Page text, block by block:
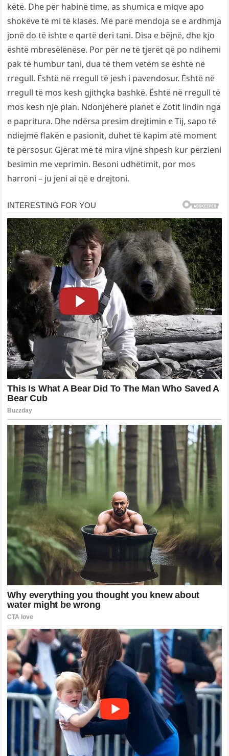
këtë. Dhe për habinë time, as shumica e miqve apo
shokëve të mi të klasës. Më parë mendoja se e ardhmja
jonë do të ishte e qartë deri tani. Disa e bëjnë, dhe kjo
është mbresëlënëse. Por për ne të tjerët që po ndihemi
pak të humbur tani, dua të them vetëm se është në
rregull. Është në rregull të jesh i pavendosur. Është në
rregull të mos kesh gjithçka bashkë. Është në rregull të
mos kesh një plan. Ndonjëherë planet e Zotit lindin nga
e papritura. Dhe ndërsa presim drejtimin e Tij, sapo të
ndiejmë flakën e pasionit, duhet të kapim atë moment
të përsosur. Gjërat më të mira vijnë shpesh kur përzieni
besimin me veprimin. Besoni udhëtimit, por mos
harroni – ju jeni ai që e drejtoni.